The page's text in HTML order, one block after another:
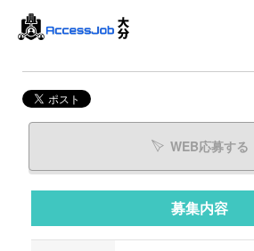
WEB応募する
募集内容